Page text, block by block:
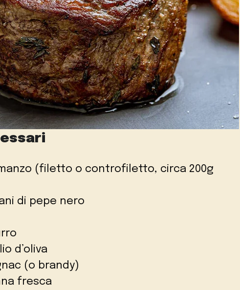
(filetto o controfiletto, circa 200g
di pepe nero
d’oliva
(o brandy)
fresca